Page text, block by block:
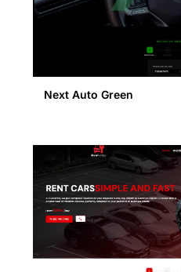
Next Auto Green